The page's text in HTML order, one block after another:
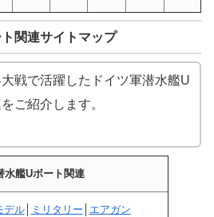
関連サイトマップ
戦で活躍したドイツ軍潜水艦U
ご紹介します。
水艦Uボート関連
デル│ ミリタリー エアガン